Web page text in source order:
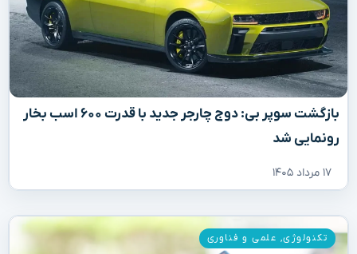
بازگشت سوپر بی: دوج چارجر جدید با قدرت ۶۰۰ اسب بخار
رونمایی شد
۱۷ مرداد ۱۴۰۵
تکنولوژی, علمی و فناوری